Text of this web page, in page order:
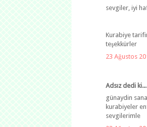
sevgiler, iyi
Kurabiye
teşekkürler
23 Ağustos
Adsız dedi ki...
günaydin
kurabiyeler
sevgilerimle